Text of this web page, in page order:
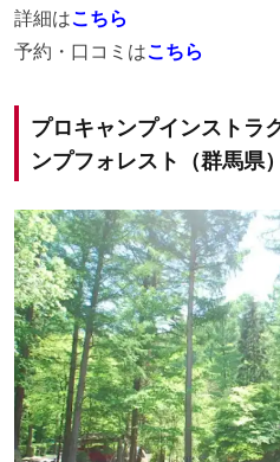
詳細はこちら
予約・口コミはこちら
プロキャンプインストラ
ンプフォレスト（群馬県